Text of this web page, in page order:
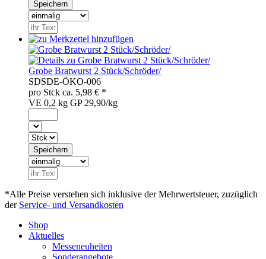
Grobe Bratwurst 2 Stück/Schröder/
SDSDE-ÖKO-006
pro Stck ca. 5,98 € *
VE 0,2 kg GP 29,90/kg
*Alle Preise verstehen sich inklusive der Mehrwertsteuer, zuzüglich
der Service- und Versandkosten
Shop
Aktuelles
Messeneuheiten